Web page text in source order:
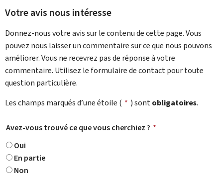
Votre avis nous intéresse
Donnez-nous votre avis sur le contenu de cette page. Vous
pouvez nous laisser un commentaire sur ce que nous pouvons
améliorer. Vous ne recevrez pas de réponse à votre
commentaire. Utilisez le formulaire de contact pour toute
question particulière.
Les champs marqués d’une étoile ( * ) sontobligatoires.
Avez-vous trouvé ce que vous cherchiez ? *
Oui
En partie
Non